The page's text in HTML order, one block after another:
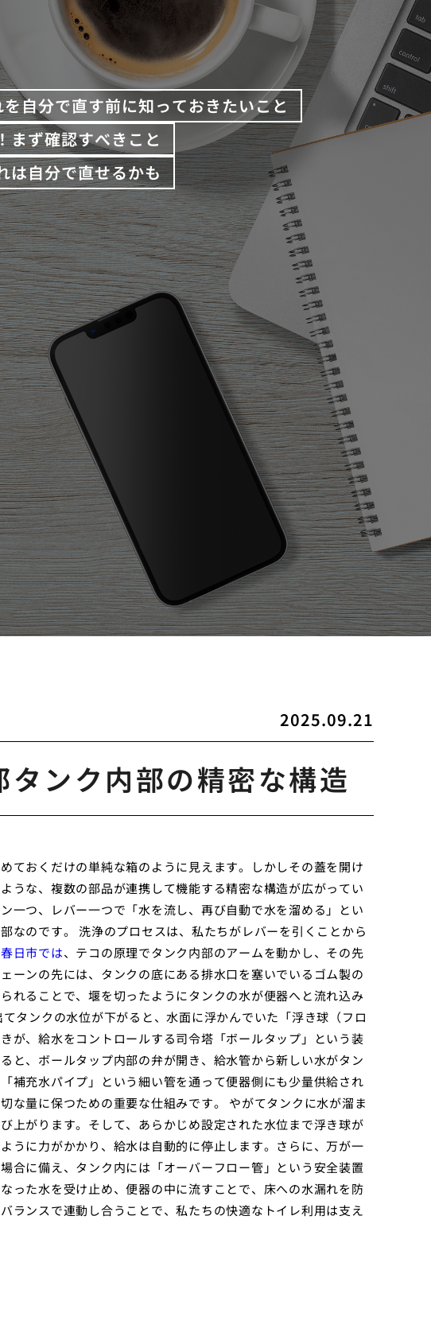
自分で直す前に知っておきたいこと
まず確認すべきこと
は自分で直せるかも
2025.09.21
ンク内部の精密な構造
ておくだけの単純な箱のように見えます。しかしその蓋を開け
うな、複数の部品が連携して機能する精密な構造が広がってい
一つ、レバー一つで「水を流し、再び自動で水を溜める」とい
なのです。 洗浄のプロセスは、私たちがレバーを引くことから
日市では、テコの原理でタンク内部のアームを動かし、その先
ーンの先には、タンクの底にある排水口を塞いでいるゴム製の
れることで、堰を切ったようにタンクの水が便器へと流れ込み
タンクの水位が下がると、水面に浮かんでいた「浮き球（フロ
が、給水をコントロールする司令塔「ボールタップ」という装
と、ボールタップ内部の弁が開き、給水管から新しい水がタン
補充水パイプ」という細い管を通って便器側にも少量供給され
な量に保つための重要な仕組みです。 やがてタンクに水が溜ま
上がります。そして、あらかじめ設定された水位まで浮き球が
うに力がかかり、給水は自動的に停止します。さらに、万が一
合に備え、タンク内には「オーバーフロー管」という安全装置
った水を受け止め、便器の中に流すことで、床への水漏れを防
ランスで連動し合うことで、私たちの快適なトイレ利用は支え